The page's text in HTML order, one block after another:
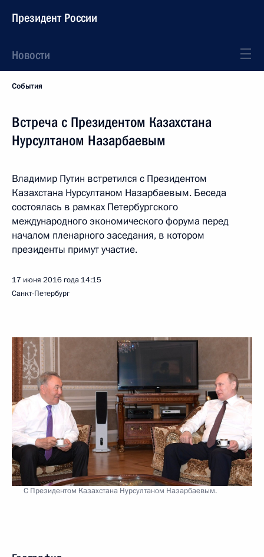
Президент России
Новости
События
Встреча с Президентом Казахстана
Нурсултаном Назарбаевым
Владимир Путин встретился с Президентом
Казахстана Нурсултаном Назарбаевым. Беседа
состоялась в рамках Петербургского
международного экономического форума перед
началом пленарного заседания, в котором
президенты примут участие.
17 июня 2016 года 14:15
Санкт-Петербург
С Президентом Казахстана Нурсултаном Назарбаевым.